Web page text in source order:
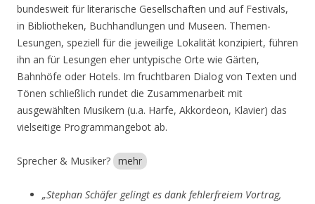
bundesweit für literarische Gesellschaften und auf Festivals,
in Bibliotheken, Buchhandlungen und Museen. Themen-
Lesungen, speziell für die jeweilige Lokalität konzipiert, führen
ihn an für Lesungen eher untypische Orte wie Gärten,
Bahnhöfe oder Hotels. Im fruchtbaren Dialog von Texten und
Tönen schließlich rundet die Zusammenarbeit mit
ausgewählten Musikern (u.a. Harfe, Akkordeon, Klavier) das
vielseitige Programmangebot ab.
Sprecher & Musiker? mehr
„Stephan Schäfer gelingt es dank fehlerfreiem Vortrag,